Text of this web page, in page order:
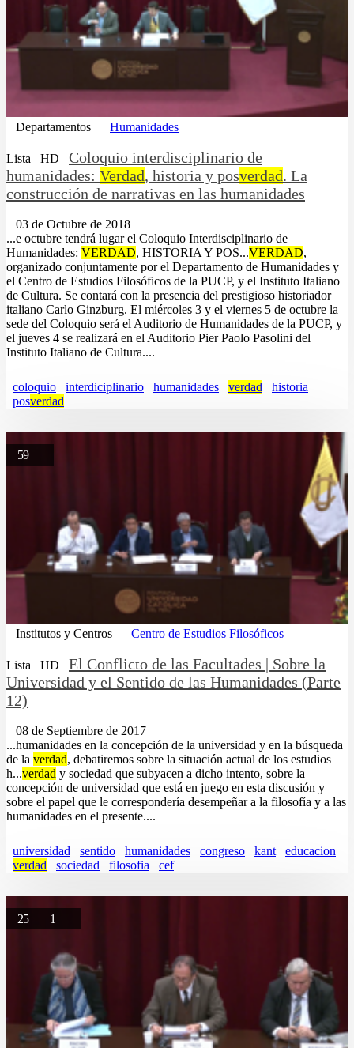
Departamentos Humanidades
Lista HD
Coloquio interdisciplinario de
humanidades: Verdad, historia y posverdad. La
construcción de narrativas en las humanidades
03 de Octubre de 2018
...e octubre tendrá lugar el Coloquio Interdisciplinario de
Humanidades: VERDAD, HISTORIA Y POS...VERDAD,
organizado conjuntamente por el Departamento de Humanidades y
el Centro de Estudios Filosóficos de la PUCP, y el Instituto Italiano
de Cultura. Se contará con la presencia del prestigioso historiador
italiano Carlo Ginzburg. El miércoles 3 y el viernes 5 de octubre la
sede del Coloquio será el Auditorio de Humanidades de la PUCP, y
el jueves 4 se realizará en el Auditorio Pier Paolo Pasolini del
Instituto Italiano de Cultura....
coloquio interdiciplinario humanidades verdad
historia
posverdad
59
Institutos y Centros Centro de Estudios Filosóficos
Lista HD
El Conflicto de las Facultades | Sobre la
Universidad y el Sentido de las Humanidades (Parte
12)
08 de Septiembre de 2017
...humanidades en la concepción de la universidad y en la búsqueda
de la verdad, debatiremos sobre la situación actual de los estudios
h...verdad y sociedad que subyacen a dicho intento, sobre la
concepción de universidad que está en juego en esta discusión y
sobre el papel que le correspondería desempeñar a la filosofía y a las
humanidades en el presente....
universidad sentido humanidades congreso kant
educacion
verdad
sociedad filosofia cef
25 1